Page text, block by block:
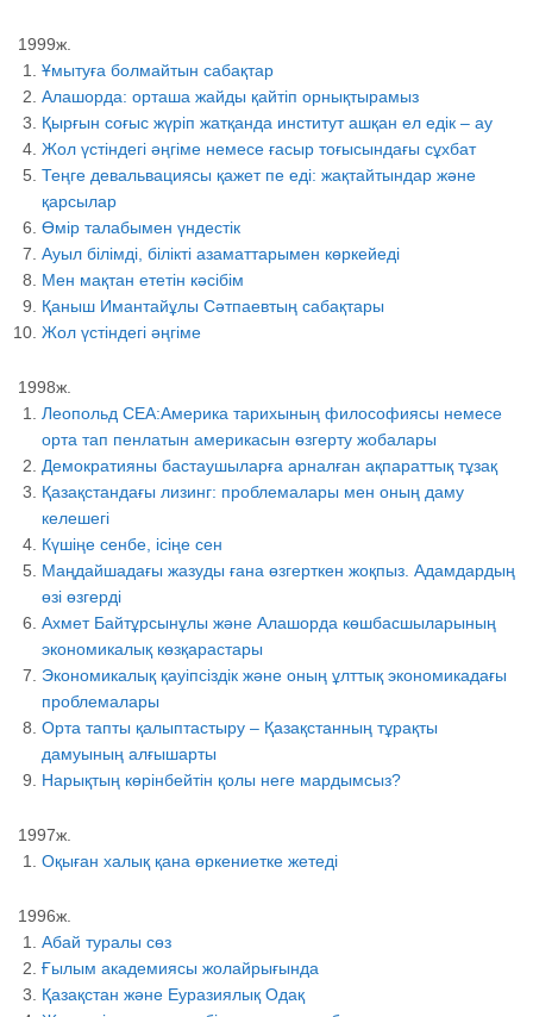
1999ж.
Ұмытуға болмайтын сабақтар
Алашорда: орташа жайды қайтіп орнықтырамыз
Қырғын соғыс жүріп жатқанда институт ашқан ел едік – ау
Жол үстіндегі әңгіме немесе ғасыр тоғысындағы сұхбат
Теңге девальвациясы қажет пе еді: жақтайтындар және
қарсылар
Өмір талабымен үндестік
Ауыл білімді, білікті азаматтарымен көркейеді
Мен мақтан ететін кәсібім
Қаныш Имантайұлы Сәтпаевтың сабақтары
Жол үстіндегі әңгіме
1998ж.
Леопольд СЕА:Америка тарихының философиясы немесе
орта тап пенлатын америкасын өзгерту жобалары
Демократияны бастаушыларға арналған ақпараттық тұзақ
Қазақстандағы лизинг: проблемалары мен оның даму
келешегі
Күшіңе сенбе, ісіңе сен
Маңдайшадағы жазуды ғана өзгерткен жоқпыз. Адамдардың
өзі өзгерді
Ахмет Байтұрсынұлы және Алашорда көшбасшыларының
экономикалық көзқарастары
Экономикалық қауіпсіздік және оның ұлттық экономикадағы
проблемалары
Орта тапты қалыптастыру – Қазақстанның тұрақты
дамуының алғышарты
Нарықтың көрінбейтін қолы неге мардымсыз?
1997ж.
Оқыған халық қана өркениетке жетеді
1996ж.
Абай туралы сөз
Ғылым академиясы жолайрығында
Қазақстан және Еуразиялық Одақ